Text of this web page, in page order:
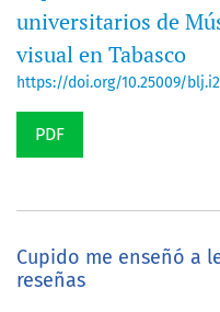
universitarios de
visual en Tabasco
https://doi.org/10.25009/
PDF
Cupido me enseñó a
reseñas